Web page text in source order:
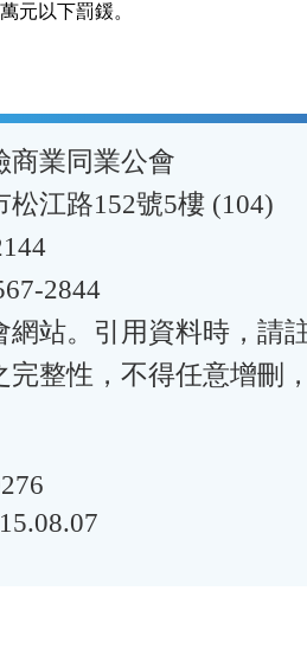
元以下罰鍰。
商業同業公會
江路152號5樓 (104)
2844
網站。引用資料時，請
完整性，不得任意增刪